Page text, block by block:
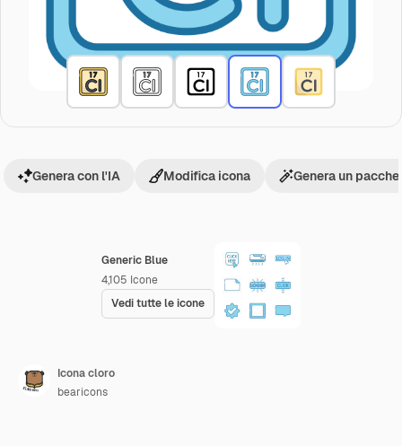
Generic Blue
4,105 Icone
Vedi tutte le icone
Genera con l'IA Modifica icona Genera un
Icona cloro
bearicons